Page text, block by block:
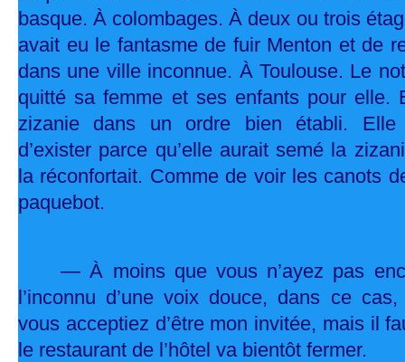
basque. À colombages. À deux ou trois
avait eu le fantasme de fuir Menton et de
dans une ville inconnue. À Toulouse. Le
quitté sa femme et ses enfants pour elle.
zizanie dans un ordre bien établi.
d’exister parce qu’elle aurait semé la
la réconfortait. Comme de voir les canots
paquebot.
— À moins que vous n’ayez pas
l’inconnu d’une voix douce, dans ce
vous acceptiez d’être mon invitée, mais il
le restaurant de l’hôtel va bientôt fermer.